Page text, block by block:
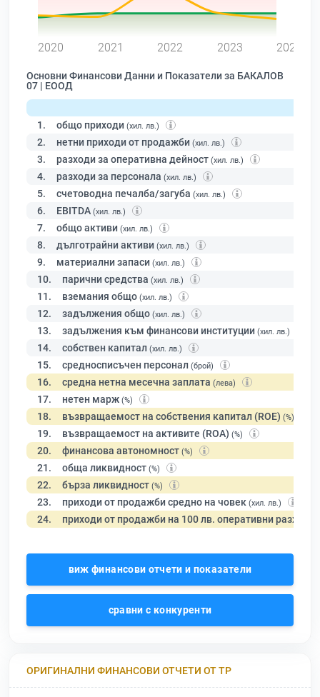
2020 2021 2022 2023 2024
Основни Финансови Данни и Показатели за БАКАЛОВ
07 | ЕООД
1. общо приходи (хил. лв.)
2. нетни приходи от продажби (хил. лв.)
3. разходи за оперативна дейност (хил. лв.)
4. разходи за персонала (хил. лв.)
5. счетоводна печалба/загуба (хил. лв.)
6. EBITDA (хил. лв.)
7. общо активи (хил. лв.)
8. дълготрайни активи (хил. лв.)
9. материални запаси (хил. лв.)
10. парични средства (хил. лв.)
11. вземания общо (хил. лв.)
12. задължения общо (хил. лв.)
13. задължения към финансови институции (хил. лв.)
14. собствен капитал (хил. лв.)
15. средносписъчен персонал (брой)
16. средна нетна месечна заплата (лева)
17. нетен марж (%)
18. възвращаемост на собствения капитал (ROE) (%)
19. възвращаемост на активите (ROA) (%)
20. финансова автономност (%)
21. обща ликвидност (%)
22. бърза ликвидност (%)
23. приходи от продажби средно на човек (хил. лв.)
24. приходи от продажби на 100 лв. оперативни разходи
виж финансови отчети и показатели
сравни с конкуренти
ОРИГИНАЛНИ ФИНАНСОВИ ОТЧЕТИ ОТ ТР